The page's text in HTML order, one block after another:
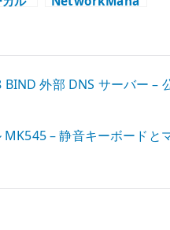
BIND 外部 DNS サーバー –
MK545 – 静音キーボードと